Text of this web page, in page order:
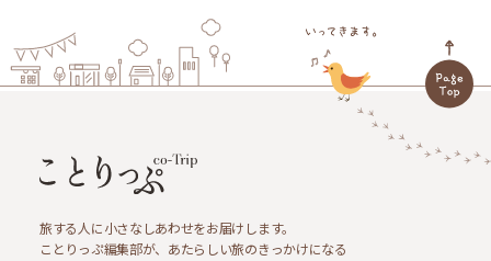
旅する人に小さなしあわせをお届けします。
ことりっぷ編集部が、あたらしい旅のきっかけになる